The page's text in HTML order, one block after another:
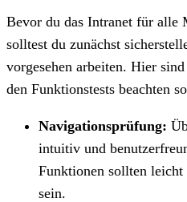
Bevor du das Intranet für alle
solltest du zunächst
vorgesehen arbeiten. Hier
den Funktionstests beachten
Navigationsprüfung:
intuitiv und
Funktionen sollten leicht
sein.